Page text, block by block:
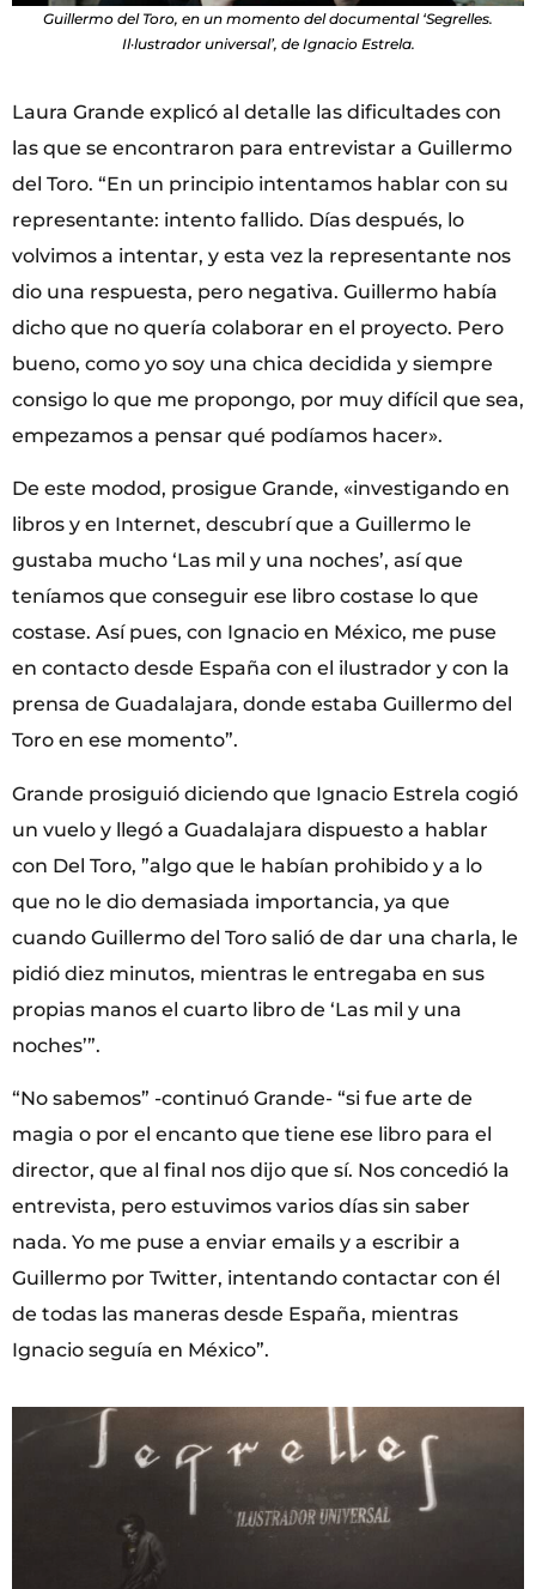
Guillermo del Toro, en un momento del documental ‘Segrelles.
Il·lustrador universal’, de Ignacio Estrela.
Laura Grande explicó al detalle las dificultades con
las que se encontraron para entrevistar a Guillermo
del Toro. “En un principio intentamos hablar con su
representante: intento fallido. Días después, lo
volvimos a intentar, y esta vez la representante nos
dio una respuesta, pero negativa. Guillermo había
dicho que no quería colaborar en el proyecto. Pero
bueno, como yo soy una chica decidida y siempre
consigo lo que me propongo, por muy difícil que sea,
empezamos a pensar qué podíamos hacer».
De este modod, prosigue Grande, «investigando en
libros y en Internet, descubrí que a Guillermo le
gustaba mucho ‘Las mil y una noches’, así que
teníamos que conseguir ese libro costase lo que
costase. Así pues, con Ignacio en México, me puse
en contacto desde España con el ilustrador y con la
prensa de Guadalajara, donde estaba Guillermo del
Toro en ese momento”.
Grande prosiguió diciendo que Ignacio Estrela cogió
un vuelo y llegó a Guadalajara dispuesto a hablar
con Del Toro, ”algo que le habían prohibido y a lo
que no le dio demasiada importancia, ya que
cuando Guillermo del Toro salió de dar una charla, le
pidió diez minutos, mientras le entregaba en sus
propias manos el cuarto libro de ‘Las mil y una
noches’”.
“No sabemos” -continuó Grande- “si fue arte de
magia o por el encanto que tiene ese libro para el
director, que al final nos dijo que sí. Nos concedió la
entrevista, pero estuvimos varios días sin saber
nada. Yo me puse a enviar emails y a escribir a
Guillermo por Twitter, intentando contactar con él
de todas las maneras desde España, mientras
Ignacio seguía en México”.